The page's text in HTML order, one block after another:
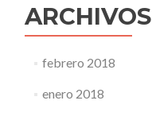
ARCHIVOS
febrero 2018
enero 2018